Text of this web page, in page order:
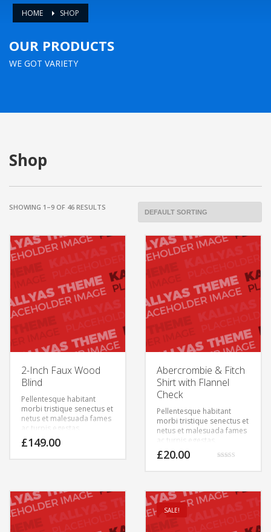
HOME SHOP
OUR PRODUCTS
WE GOT VARIETY
Shop
SHOWING 1–9 OF 46 RESULTS
2-Inch Faux Wood
Blind
Pellentesque habitant
morbi tristique senectus et
netus et malesuada fames
ac turpis egestas.
Vestibulum tortor quam,
feugiat vitae, ultricies eget,
est. Mauris placerat
eleifend leo.
£149.00
Abercrombie & Fitch
Shirt with Flannel
Check
Pellentesque habitant
morbi tristique senectus et
netus et malesuada fames
ac turpis egestas.
£20.00
SALE!